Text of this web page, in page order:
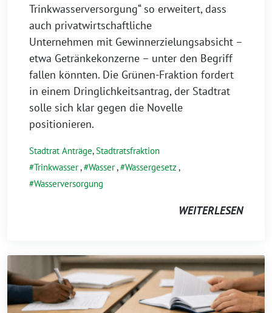
Trinkwasserversorgung“ so erweitert, dass
auch privatwirtschaftliche
Unternehmen mit Gewinnerzielungsabsicht –
etwa Getränkekonzerne – unter den Begriff
fallen könnten. Die Grünen-Fraktion fordert
in einem Dringlichkeitsantrag, der Stadtrat
solle sich klar gegen die Novelle
positionieren.
Stadtrat Anträge,Stadtratsfraktion
Trinkwasser, Wasser, Wassergesetz ,
Wasserversorgung
WEITERLESEN